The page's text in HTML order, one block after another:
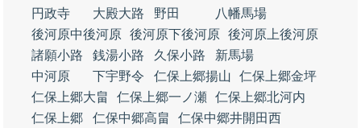
円政寺
大殿大路 野田
八幡馬場
後河原中後河原 後河原下後河原 後河原上後河原
諸願小路
銭湯小路 久保小路
新馬場
中河原
下宇野令 仁保上郷揚山
仁保上郷金坪
仁保上郷大畠
仁保上郷一ノ瀬 仁保上郷北河内
仁保上郷
仁保中郷高畠
仁保中郷井開田西